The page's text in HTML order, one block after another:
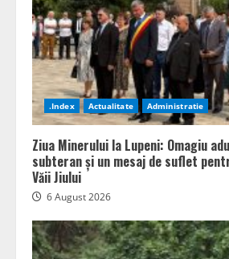
.Index Actualitate Administratie
Ziua Minerului la Lupeni: Omagiu
subteran și un mesaj de suflet
Văii Jiului
6 August 2026